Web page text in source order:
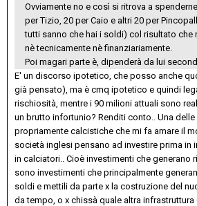
Ovviamente no e così si ritrova a
per Tizio, 20 per Caio e altri 20 per
tutti sanno che hai i soldi) col risultato che
nè tecnicamente nè finanziariamente.
Poi magari parte è, dipenderà da lui
E' un discorso ipotetico, che posso anche
già pensato), ma è cmq ipotetico e quindi
rischiosità, mentre i 90 milioni attuali sono
un brutto infortunio? Renditi conto.. Una
propriamente calcistiche che mi fa amare il
società inglesi pensano ad investire prima in
in calciatori.. Cioè investimenti che generano
sono investimenti che principalmente
soldi e mettili da parte x la costruzione del
da tempo, o x chissà quale altra